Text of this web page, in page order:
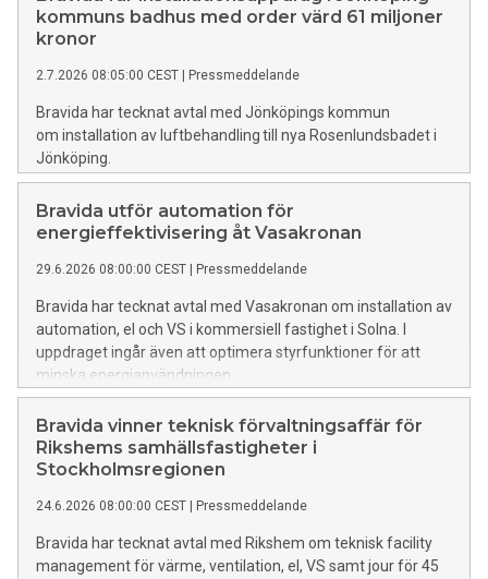
kommuns badhus med order värd 61 miljoner
kronor
2.7.2026 08:05:00 CEST Pressmeddelande
Bravida har tecknat avtal med Jönköpings kommun
om installation av luftbehandling till nya Rosenlundsbadet i
Jönköping.
Bravida utför automation för
energieffektivisering åt Vasakronan
29.6.2026 08:00:00 CEST Pressmeddelande
Bravida har tecknat avtal med Vasakronan om installation av
automation, el och VS i kommersiell fastighet i Solna. I
uppdraget ingår även att optimera styrfunktioner för att
minska energianvändningen.
Bravida vinner teknisk förvaltningsaffär för
Rikshems samhällsfastigheter i
Stockholmsregionen
24.6.2026 08:00:00 CEST Pressmeddelande
Bravida har tecknat avtal med Rikshem om teknisk facility
management för värme, ventilation, el, VS samt jour för 45